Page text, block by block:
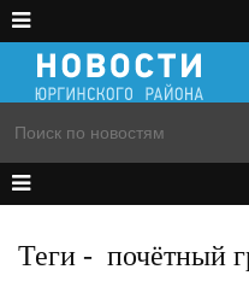
Теги - почётный